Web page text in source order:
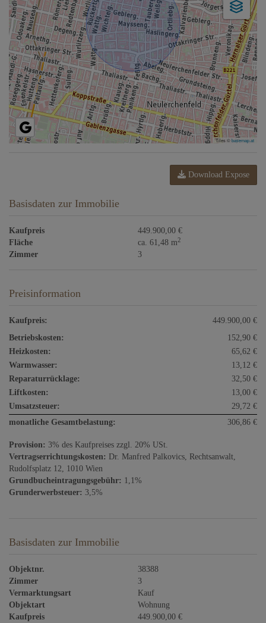
Tiles ©basemap.at
Download Expose
Basisdaten zur Immobilie
Kaufpreis
449.900,00 €
Fläche
ca. 61,48 m2
Zimmer 3
Preisinformation
Kaufpreis:
449.900,00 €
Betriebskosten:
152,90 €
Heizkosten:
65,62 €
Warmwasser:
13,12 €
Reparaturrücklage:
32,50 €
Liftkosten:
13,00 €
Umsatzsteuer:
29,72 €
monatliche Gesamtbelastung:
306,86 €
Provision: 3% des Kaufpreises zzgl. 20% USt.
Vertragserrichtungskosten: Dr. Manfred Palkovics, Rechtsanwalt,
Rudolfsplatz 12, 1010 Wien
Grundbucheintragungsgebühr: 1,1%
Grunderwerbsteuer: 3,5%
Basisdaten zur Immobilie
Objektnr.
38388
Zimmer
3
Vermarktungsart
Kauf
Objektart
Wohnung
Kaufpreis
449.900,00 €